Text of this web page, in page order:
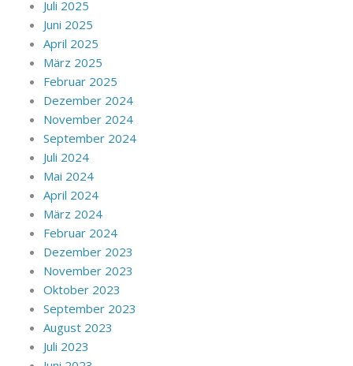
Juli 2025
Juni 2025
April 2025
März 2025
Februar 2025
Dezember 2024
November 2024
September 2024
Juli 2024
Mai 2024
April 2024
März 2024
Februar 2024
Dezember 2023
November 2023
Oktober 2023
September 2023
August 2023
Juli 2023